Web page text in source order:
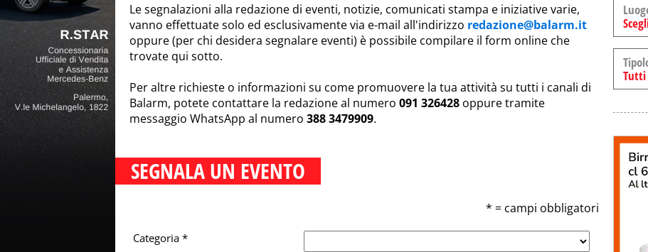
Le segnalazioni alla redazione di eventi, notizie, comunicati stampa e iniziative varie,
vanno effettuate solo ed esclusivamente via e-mail all'indirizzo redazione@balarm.it
oppure (per chi desidera segnalare eventi) è possibile compilare il form online che
trovate qui sotto.
Per altre richieste o informazioni su come promuovere la tua attività su tutti i canali di
Balarm, potete contattare la redazione al numero 091 326428 oppure tramite
messaggio WhatsApp al numero 388 3479909.
SEGNALA UN EVENTO
* = campi obbligatori
Categoria *
Tutti